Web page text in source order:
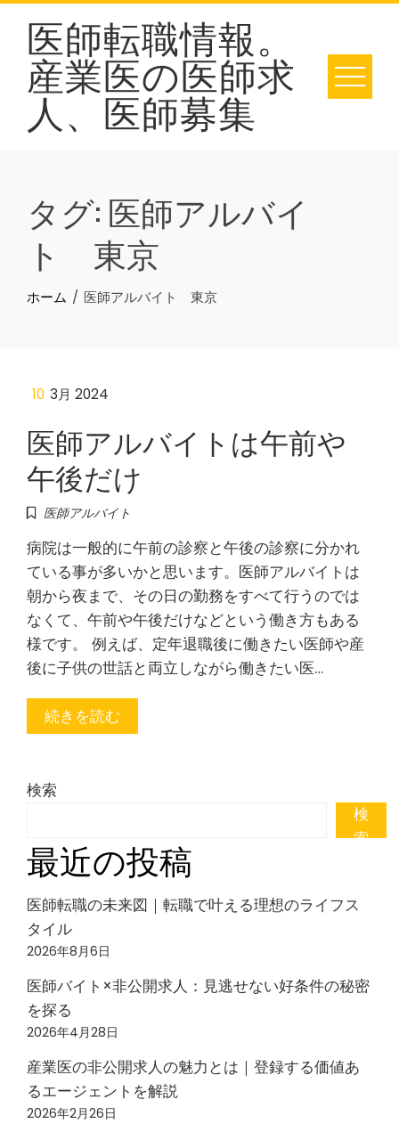
Skip
content医師転職情報。
産業医の医師求
人、医師募集
タグ: 医師アルバイ
ト 東京
ホーム 医師アルバイト 東京
10 3月 2024
医師アルバイトは午前や
午後だけ
医師アルバイト
病院は一般的に午前の診察と午後の診察に分かれ
ている事が多いかと思います。医師アルバイトは
朝から夜まで、その日の勤務をすべて行うのでは
なくて、午前や午後だけなどという働き方もある
様です。 例えば、定年退職後に働きたい医師や産
後に子供の世話と両立しながら働きたい医…
続きを読む
検索
検
索
最近の投稿
医師転職の未来図｜転職で叶える理想のライフス
タイル
2026年8月6日
医師バイト×非公開求人：見逃せない好条件の秘密
を探る
2026年4月28日
産業医の非公開求人の魅力とは｜登録する価値あ
るエージェントを解説
2026年2月26日